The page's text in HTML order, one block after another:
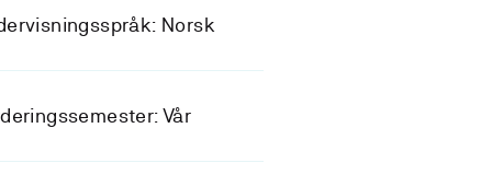
Norsk
Vår